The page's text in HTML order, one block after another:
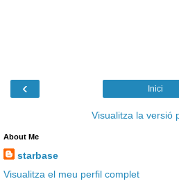
‹ Inici
Visualitza la versió
About Me
starbase
Visualitza el meu perfil complet